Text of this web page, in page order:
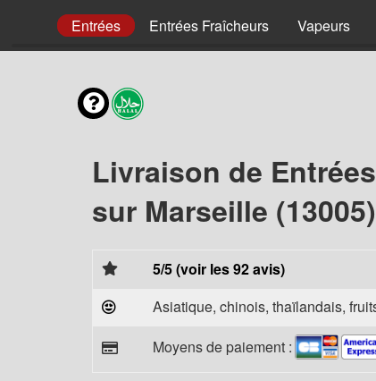
Entrées Entrées Fraîcheurs Vapeurs
Livraison de Entrées
sur Marseille (13005)
5/5 (voir les 92 avis)
Asiatique, chinois, thaïlandais,
Moyens de paiement :